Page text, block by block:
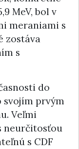
MeV, bol v
meraniami s
zostáva
s
do
svojím prvým
Veľmi
neurčitosťou
s CDF